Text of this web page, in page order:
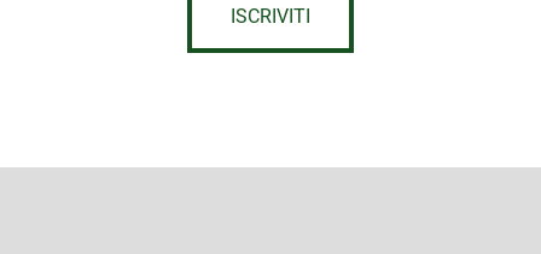
ISCRIVITI